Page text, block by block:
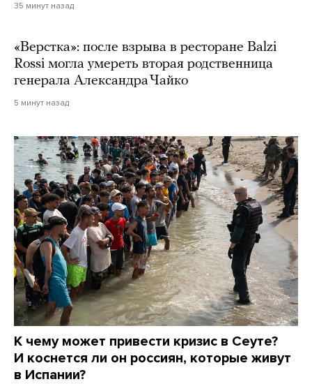
35 минут назад
«Верстка»: после взрыва в ресторане Balzi
Rossi могла умереть вторая родственница
генерала Александра Чайко
5 минут назад
К чему может привести кризис в Сеуте?
И коснется ли он россиян, которые живут
в Испании?